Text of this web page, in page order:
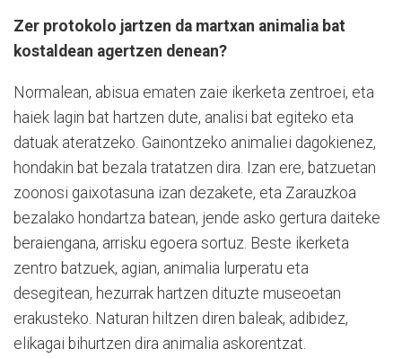
Zer protokolo jartzen da martxan animalia bat
kostaldean agertzen denean?
Normalean, abisua ematen zaie ikerketa zentroei, eta
haiek lagin bat hartzen dute, analisi bat egiteko eta
datuak ateratzeko. Gainontzeko animaliei dagokienez,
hondakin bat bezala tratatzen dira. Izan ere, batzuetan
zoonosi gaixotasuna izan dezakete, eta Zarauzkoa
bezalako hondartza batean, jende asko gertura daiteke
beraiengana, arrisku egoera sortuz. Beste ikerketa
zentro batzuek, agian, animalia lurperatu eta
desegitean, hezurrak hartzen dituzte museoetan
erakusteko. Naturan hiltzen diren baleak, adibidez,
elikagai bihurtzen dira animalia askorentzat.